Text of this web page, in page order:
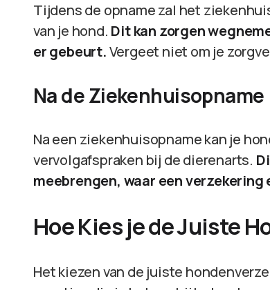
Tijdens de opname zal het
van je hond. Dit kan zorgen
er gebeurt.Vergeet niet om je
Na de Ziekenhuisopname
Na een ziekenhuisopname kan je
vervolgafspraken bij de dierenarts.
meebrengen, waar een verzekering
Hoe Kies je de Juiste
Het kiezen van de juiste